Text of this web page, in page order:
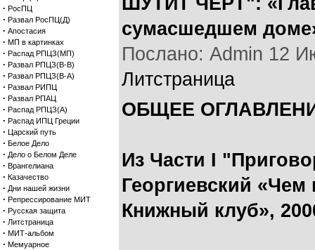
· РосПЦ
· Развал РосПЦ(Д)
· Апостасия
· МП в картинках
· Распад РПЦЗ(МП)
· Развал РПЦЗ(В-В)
· Развал РПЦЗ(В-А)
· Развал РИПЦ
· Развал РПАЦ
· Распад РПЦЗ(А)
· Распад ИПЦ Греции
· Царский путь
· Белое Дело
· Дело о Белом Деле
· Врангелиана
· Казачество
· Дни нашей жизни
· Репрессирование МИТ
· Русская защита
· Литстраница
· МИТ-альбом
· Мемуарное
сумасшедшем
Послано: Admin 12
Литстраница
ОБЩЕЕ
Из Части I
Георгиевский
Книжный клуб»,